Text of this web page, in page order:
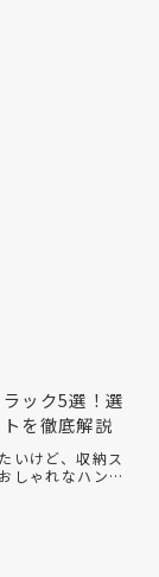
ック5選！選
を徹底解説
いけど、収納ス
しゃれなハンガ